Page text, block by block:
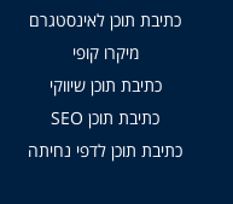
כתיבת תוכן לאינסטגרם
מיקרו קופי
כתיבת תוכן שיווקי
כתיבת תוכן SEO
כתיבת תוכן לדפי נחיתה